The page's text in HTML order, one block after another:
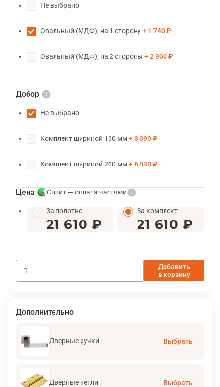
Не выбрано
Овальный (МДФ), на 1 сторону 1 740 ₽
Овальный (МДФ), на 2 стороны 2 900 ₽
Добор
Не выбрано
Комплект шириной 100 мм 3 090 ₽
Комплект шириной 200 мм 6 030 ₽
Цена Сплит — оплата частями
За полотно
21 610 ₽
За комплект
21 610 ₽
Добавить
в корзину
Дополнительно
Дверные ручки Выбрать
Дверные петли Выбрать